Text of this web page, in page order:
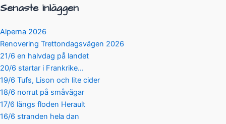
Senaste inläggen
Alperna 2026
Renovering Trettondagsvägen 2026
21/6 en halvdag på landet
20/6 startar i Frankrike…
19/6 Tufs, Lison och lite cider
18/6 norrut på småvägar
17/6 längs floden Herault
16/6 stranden hela dan